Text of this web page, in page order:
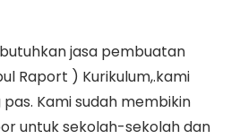
jasa pembuatan
Raport ) Kurikulum,.kami
Kami sudah membikin
untuk sekolah-sekolah dan